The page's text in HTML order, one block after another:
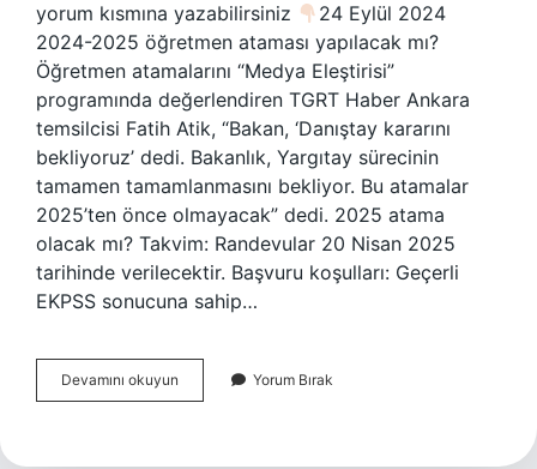
yorum kısmına yazabilirsiniz
24 Eylül 2024
2024-2025 öğretmen ataması yapılacak mı?
Öğretmen atamalarını “Medya Eleştirisi”
programında değerlendiren TGRT Haber Ankara
temsilcisi Fatih Atik, “Bakan, ‘Danıştay kararını
bekliyoruz’ dedi. Bakanlık, Yargıtay sürecinin
tamamen tamamlanmasını bekliyor. Bu atamalar
2025’ten önce olmayacak” dedi. 2025 atama
olacak mı? Takvim: Randevular 20 Nisan 2025
tarihinde verilecektir. Başvuru koşulları: Geçerli
EKPSS sonucuna sahip…
Devamını okuyun
Atama
Yorum Bırak